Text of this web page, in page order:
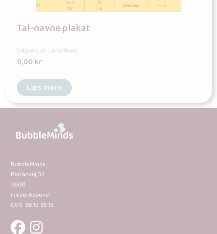
Tal-navne plakat
Udgives af: LærerNemt
0,00kr
Læs mere
BubbleMinds
Platanvej 32
3600
Frederikssund
CVR: 38 12 35 13